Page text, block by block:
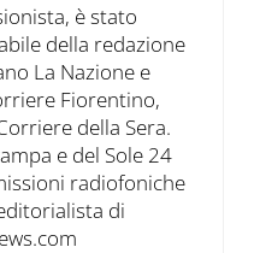
è stato
della redazione
La Nazione e
Fiorentino,
della Sera.
e del Sole 24
radiofoniche
di